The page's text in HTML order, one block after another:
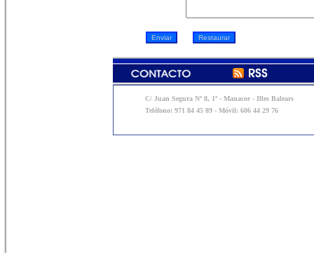
C/ Juan Segura Nº 8, 1º - Manacor - Illes Balears
Teléfono: 971 84 45 89 - Móvil: 606 44 29 76